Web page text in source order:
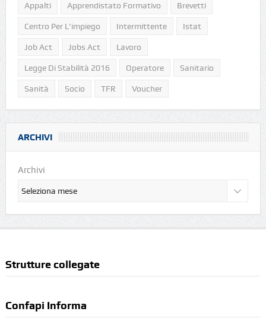
Appalti Apprendistato Formativo Brevetti
Centro Per L'impiego Intermittente Istat
Job Act Jobs Act Lavoro
Legge Di Stabilità 2016 Operatore Sanitario
Sanità Socio TFR Voucher
ARCHIVI
Archivi
Strutture collegate
Confapi Informa